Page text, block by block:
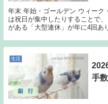
年末 年始・ゴールデン ウィーク
は祝日が集中したりすることで
がある「大型連休」が年に4回あ
生活
手